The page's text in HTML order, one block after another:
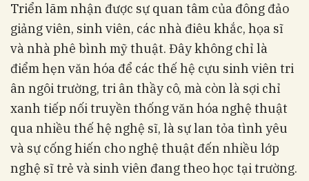
Triển lãm nhận được sự quan tâm của đông đảo
giảng viên, sinh viên, các nhà điêu khắc, họa sĩ
và nhà phê bình mỹ thuật. Đây không chỉ là
điểm hẹn văn hóa để các thế hệ cựu sinh viên tri
ân ngôi trường, tri ân thầy cô, mà còn là sợi chỉ
xanh tiếp nối truyền thống văn hóa nghệ thuật
qua nhiều thế hệ nghệ sĩ, là sự lan tỏa tình yêu
và sự cống hiến cho nghệ thuật đến nhiều lớp
nghệ sĩ trẻ và sinh viên đang theo học tại trường.